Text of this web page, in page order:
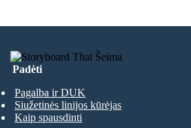
Padėti
Pagalba ir DUK
Siužetinės linijos kūrėjas
Kaip spausdinti